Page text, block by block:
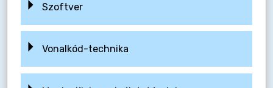
Szoftver
Vonalkód-technika